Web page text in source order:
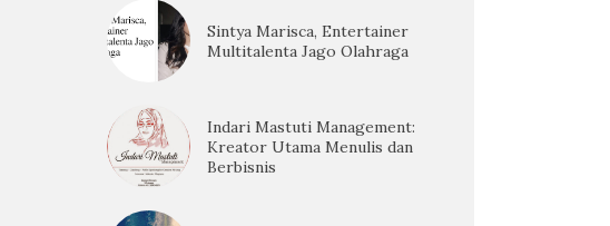
Sintya Marisca, Entertainer
Multitalenta Jago Olahraga
Indari Mastuti Management:
Kreator Utama Menulis dan
Berbisnis